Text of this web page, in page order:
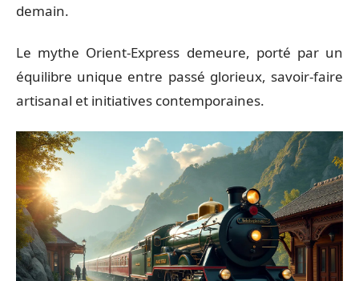
demain.
Le mythe Orient-Express demeure, porté par un
équilibre unique entre passé glorieux, savoir-faire
artisanal et initiatives contemporaines.